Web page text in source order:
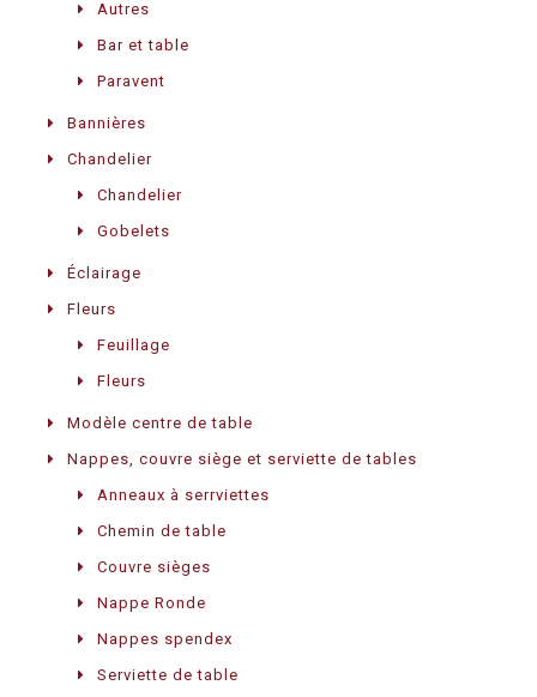
Autres
Bar et table
Paravent
Bannières
Chandelier
Chandelier
Gobelets
Éclairage
Fleurs
Feuillage
Fleurs
Modèle centre de table
Nappes, couvre siège et serviette de tables
Anneaux à serrviettes
Chemin de table
Couvre sièges
Nappe Ronde
Nappes spendex
Serviette de table